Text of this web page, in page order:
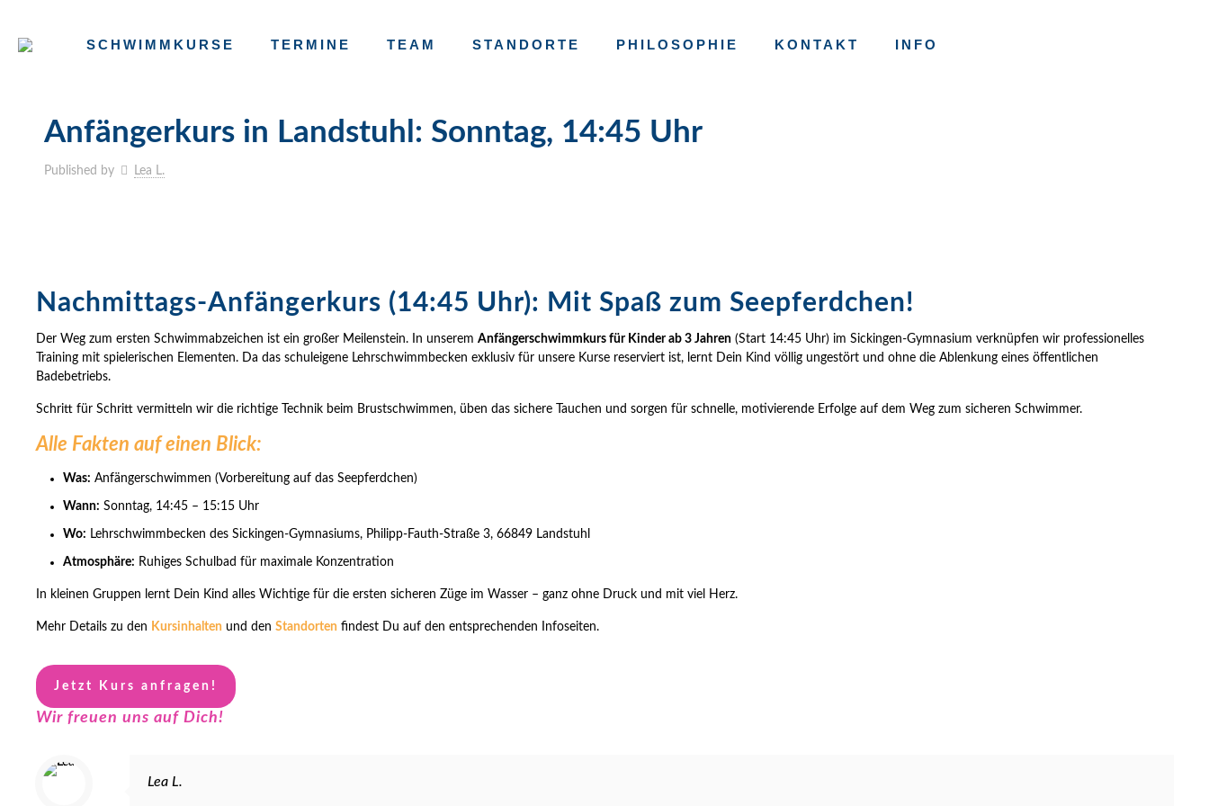
SCHWIMMKURSE TERMINE TEAM STANDORTE PHILOSOPHIE KONTAKT INFO
Anfängerkurs in Landstuhl: Sonntag, 14:45 Uhr
Published by Lea L.
Nachmittags-Anfängerkurs (14:45 Uhr): Mit Spaß zum Seepferdchen!
Der Weg zum ersten Schwimmabzeichen ist ein großer Meilenstein. In unserem Anfängerschwimmkurs für Kinder ab 3 Jahren(Start 14:45 Uhr) im Sickingen-Gymnasium verknüpfen wir professionelles
Training mit spielerischen Elementen. Da das schuleigene Lehrschwimmbecken exklusiv für unsere Kurse reserviert ist, lernt Dein Kind völlig ungestört und ohne die Ablenkung eines öffentlichen
Badebetriebs.
Schritt für Schritt vermitteln wir die richtige Technik beim Brustschwimmen, üben das sichere Tauchen und sorgen für schnelle, motivierende Erfolge auf dem Weg zum sicheren Schwimmer.
Alle Fakten auf einen Blick:
Was: Anfängerschwimmen (Vorbereitung auf das Seepferdchen)
Wann: Sonntag, 14:45 – 15:15 Uhr
Wo: Lehrschwimmbecken des Sickingen-Gymnasiums, Philipp-Fauth-Straße 3, 66849 Landstuhl
Atmosphäre: Ruhiges Schulbad für maximale Konzentration
In kleinen Gruppen lernt Dein Kind alles Wichtige für die ersten sicheren Züge im Wasser – ganz ohne Druck und mit viel Herz.
Mehr Details zu den Kursinhalten und den Standorten findest Du auf den entsprechenden Infoseiten.
Jetzt Kurs anfragen!
Wir freuen uns auf Dich!
Lea L.